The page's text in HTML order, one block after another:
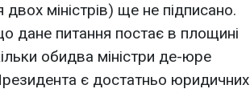
міністрів) ще не підписано.
дане питання постає в площині
обидва міністри де-юре
є достатньо юридичних